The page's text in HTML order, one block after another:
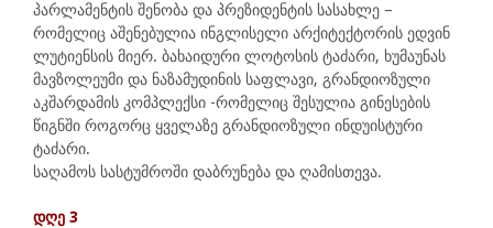
პარლამენტის შენობა და პრეზიდენტის სასახლე –
რომელიც აშენებულია ინგლისელი არქიტექტორის ედვინ
ლუტიენსის მიერ. ბახაიდური ლოტოსის ტაძარი, ხუმაუნას
მავზოლეუმი და ნაზამუდინის საფლავი, გრანდიოზული
აკშარდამის კომპლექსი -რომელიც შესულია გინესების
წიგნში როგორც ყველაზე გრანდიოზული ინდუისტური
ტაძარი.
საღამოს სასტუმროში დაბრუნება და ღამისთევა.
დღე 3